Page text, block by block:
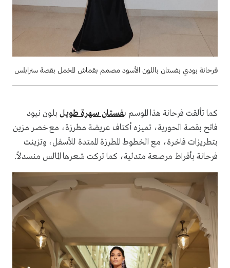
فرحانة بودي بفستان باللون الأسود مصمم بقماش المخمل بقصة سترابلس
كما تألقت فرحانة هذا الموسم بفستان سهرة طويل بلون نيود
فاتح بقصة الحورية، تميزه أكتاف عريضة مطرزة، مع خصر مزين
بتطريزات فاخرة، مع الخطوط المطرزة الممتدة للأسفل، وتزينت
فرحانة بأقراط مرصعة متدلية، كما تركت شعرها المالس منسدلاً.